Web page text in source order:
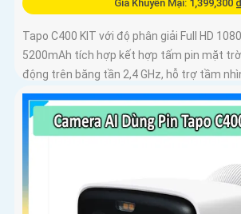
Giá Khuyến Mại: 1,399,300 ₫
Tapo C400 KIT với độ phân giải Full HD
5200mAh tích hợp kết hợp tấm pin mặt
động trên băng tần 2,4 GHz, hỗ trợ tầm
màu lên đến 9m, phát hiện chuyển động
AI, đồng thời lưu trữ dữ liệu qua thẻ